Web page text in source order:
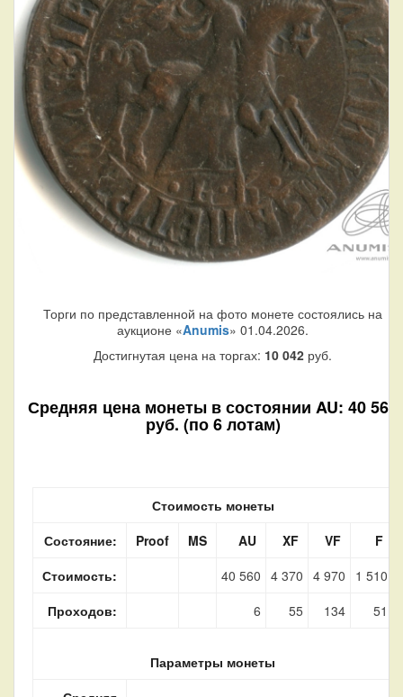
Торги по представленной на фото монете состоялись на
аукционе «Anumis» 01.04.2026.
Достигнутая цена на торгах: 10 042 руб.
Средняя цена монеты в состоянии AU: 40 560
руб. (по 6 лотам)
Стоимость монеты
Состояние:
Proof MS AU XF VF
F
Стоимость:
40 560 4 370 4 970
1 510
Проходов:
6 55 134 51
Параметры монеты